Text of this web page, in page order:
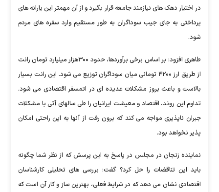
در اختیار دهک های نیازمند جامعه قرار بگیرد و از آن مهمتر این یارانه های
پرداختی به جای جیب سوداگران به طور مستقیم وارد سفره های مردم
شود.
طاهری افزود: بر اساس برخی برآوردها، حدود ۳۰۰هزار میلیارد تومان رانت
از طریق ارز ۴۲۰۰ تومانی میان سوداگران توزیع می شود. این رانت بسیار
بالاست و باعث بروز مشکلات عدیده ای در اتمسفر اقتصادی می شود.
تداوم این روند، اقتصاد و معیشت ایرانیان را طی سالهای آتی با مشکلات
جبران ناپذیری مواجه می کند که برون رفت از آنها به این راحتی امکان
پذیر نخواهد بود.
نماینده زنجان در مجلس در پاسخ به این پرسش که از نظر شما چگونه
باید این تناقضات را حل کرد؟ گفت: بررسی های تحلیلی کارشناسان
اقتصادی نشان می دهد که در شرایط فعلی، بهترین ساز و کار آن است که